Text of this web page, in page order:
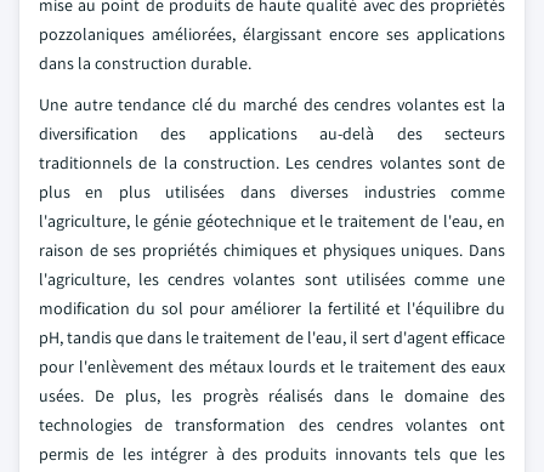
mise au point de produits de haute qualité avec des propriétés
pozzolaniques améliorées, élargissant encore ses applications
dans la construction durable.
Une autre tendance clé du marché des cendres volantes est la
diversification des applications au-delà des secteurs
traditionnels de la construction. Les cendres volantes sont de
plus en plus utilisées dans diverses industries comme
l'agriculture, le génie géotechnique et le traitement de l'eau, en
raison de ses propriétés chimiques et physiques uniques. Dans
l'agriculture, les cendres volantes sont utilisées comme une
modification du sol pour améliorer la fertilité et l'équilibre du
pH, tandis que dans le traitement de l'eau, il sert d'agent efficace
pour l'enlèvement des métaux lourds et le traitement des eaux
usées. De plus, les progrès réalisés dans le domaine des
technologies de transformation des cendres volantes ont
permis de les intégrer à des produits innovants tels que les